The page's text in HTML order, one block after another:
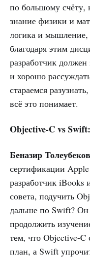
по большому счёту,
знание физики и
логика и мышление,
благодаря этим
разработчик
и хорошо
стараемся
всё это понимает.
Objective-C vs
Беназир
сертификации
разработчик iBooks
совета, подучить
дальше по Swift? Он
продолжить
тем, что Objective-C
план, а Swift